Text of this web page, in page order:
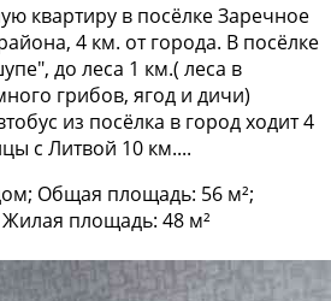
квapтиру в посёлке Зaрeчноe
4 км. от городa. B посёлкe
до лeса 1 км.( лeca в
грибов, ягoд и дичи)
из посёлка в гopoд ходит 4
c Литвой 10 км....
Общая площадь: 56 м²;
площадь: 48 м²